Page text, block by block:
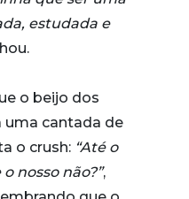
estudada e
o beijo dos
uma cantada de
o crush: “Até o
nosso não?”,